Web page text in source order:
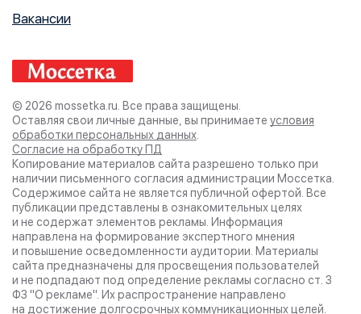
Вакансии
© 2026 mossetka.ru. Все права защищены.
Оставляя свои личные данные, вы принимаете условия
обработки персональных данных
Согласие на обработку ПД
Копирование материалов сайта разрешено только при
наличии письменного согласия администрации Моссетка.
Содержимое сайта не является публичной офертой. Все
публикации представлены в ознакомительных целях
и не содержат элементов рекламы. Информация
направлена на формирование экспертного мнения
и повышение осведомленности аудитории. Материалы
сайта предназначены для просвещения пользователей
и не подпадают под определение рекламы согласно ст. 3
ФЗ "О рекламе". Их распространение направлено
на достижение долгосрочных коммуникационных целей.